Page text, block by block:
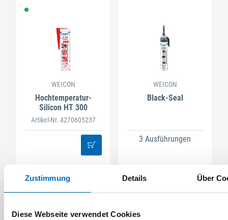
Zustimmung Details Über
Diese Webseite verwendet Cookies
WEICON
Hochtemperatur-
Silicon HT 300
Artikel-Nr. 4270605237
WEICON
Black-Seal
3 Ausführungen